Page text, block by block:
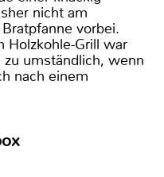
nicht am
vorbei.
Holzkohle-Grill war
umständlich, wenn
nach einem